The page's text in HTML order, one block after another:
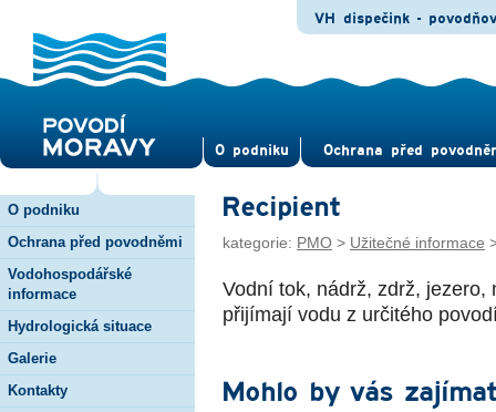
O pod­niku Ochrana před
VH dispečink -
O podniku
Ochrana před povodněmi
Vodohospodářské
informace
Hydrologická situace
Galerie
Kontakty
Recipient
kategorie: PMO > Užitečné informace
Vodní tok, nádrž, zdrž, jezero,
přijímají vodu z určitého
Mohlo by vás